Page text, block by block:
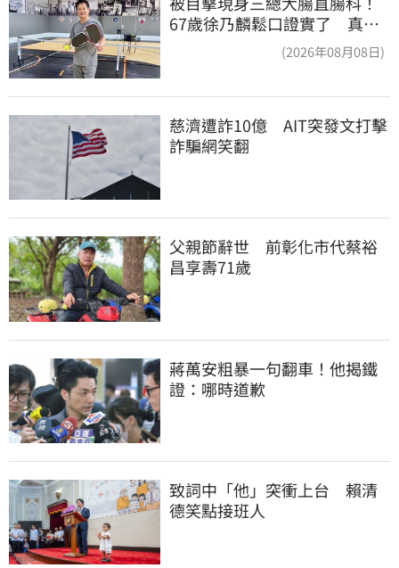
67歲徐乃麟鬆口證實了 真實
(2026年08月08日)
慈濟遭詐10億　AIT突發文打擊
詐騙網笑翻
父親節辭世　前彰化市代蔡裕
昌享壽71歲
蔣萬安粗暴一句翻車！他揭鐵
證：哪時道歉
致詞中「他」突衝上台　賴清
德笑點接班人